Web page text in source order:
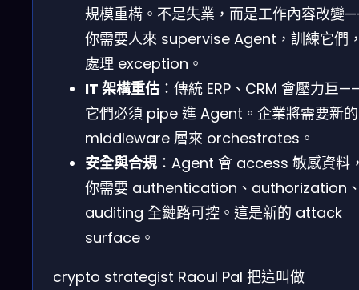
規模重構。不是失業，而是工作內容改變
你需要人來 supervise Agent，訓練它們
處理 exception。
IT 架構重估 ：傳統 ERP、CRM 會壓力巨
它們必須 pipe 進 Agent。企業將需要新的
middleware 層來 orchestrates。
安全與合規 ：Agent 會 access 敏感資料
你需要 authentication、authorization
auditing 全鏈路可控。這是新的 attack
surface。
crypto strategist Raoul Pal 把這叫做